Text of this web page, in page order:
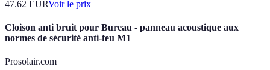
47.62 EURVoir le prix
Cloison anti bruit pour Bureau - panneau acoustique aux
normes de sécurité anti-feu M1
Prosolair.com